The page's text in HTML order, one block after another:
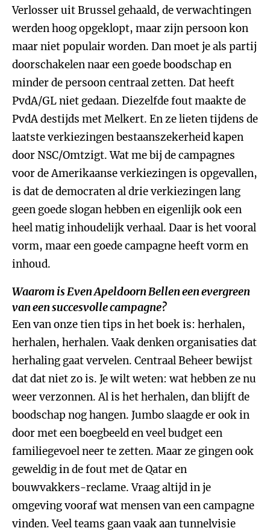
Verlosser uit Brussel gehaald, de verwachtingen
werden hoog opgeklopt, maar zijn persoon kon
maar niet populair worden. Dan moet je als partij
doorschakelen naar een goede boodschap en
minder de persoon centraal zetten. Dat heeft
PvdA/GL niet gedaan. Diezelfde fout maakte de
PvdA destijds met Melkert. En ze lieten tijdens de
laatste verkiezingen bestaanszekerheid kapen
door NSC/Omtzigt. Wat me bij de campagnes
voor de Amerikaanse verkiezingen is opgevallen,
is dat de democraten al drie verkiezingen lang
geen goede slogan hebben en eigenlijk ook een
heel matig inhoudelijk verhaal. Daar is het vooral
vorm, maar een goede campagne heeft vorm en
inhoud.
Waarom is Even Apeldoorn Bellen een evergreen
van een succesvolle campagne?
Een van onze tien tips in het boek is: herhalen,
herhalen, herhalen. Vaak denken organisaties dat
herhaling gaat vervelen. Centraal Beheer bewijst
dat dat niet zo is. Je wilt weten: wat hebben ze nu
weer verzonnen. Al is het herhalen, dan blijft de
boodschap nog hangen. Jumbo slaagde er ook in
door met een boegbeeld en veel budget een
familiegevoel neer te zetten. Maar ze gingen ook
geweldig in de fout met de Qatar en
bouwvakkers-reclame. Vraag altijd in je
omgeving vooraf wat mensen van een campagne
vinden. Veel teams gaan vaak aan tunnelvisie